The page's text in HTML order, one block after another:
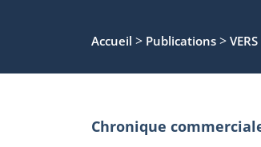
Accueil > Publications >
Chronique